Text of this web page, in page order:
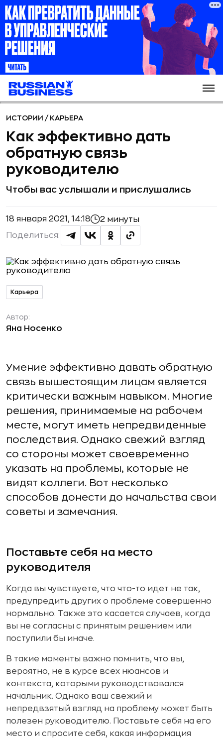
ИСТОРИИ / КАРЬЕРА
Как эффективно дать
обратную связь
руководителю
Чтобы вас услышали и прислушались
18 января 2021, 14:18 2 минуты
Поделиться:
Карьера
Автор:
Яна Носенко
Умение эффективно давать обратную
связь вышестоящим лицам является
критически важным навыком. Многие
решения, принимаемые на рабочем
месте, могут иметь непредвиденные
последствия. Однако свежий взгляд
со стороны может своевременно
указать на проблемы, которые не
видят коллеги. Вот несколько
способов донести до начальства свои
советы и замечания.
Поставьте себя на место
руководителя
Когда вы чувствуете, что что-то идет не так,
предупредить других о проблеме совершенно
нормально. Также это касается случаев, когда
вы не согласны с принятым решением или
поступили бы иначе.
В такие моменты важно помнить, что вы,
вероятно, не в курсе всех нюансов и
контекста, которыми руководствовался
начальник. Однако ваш свежий и
непредвзятый взгляд на проблему может быть
полезен руководителю. Поставьте себя на его
место и спросите себя, какая информация